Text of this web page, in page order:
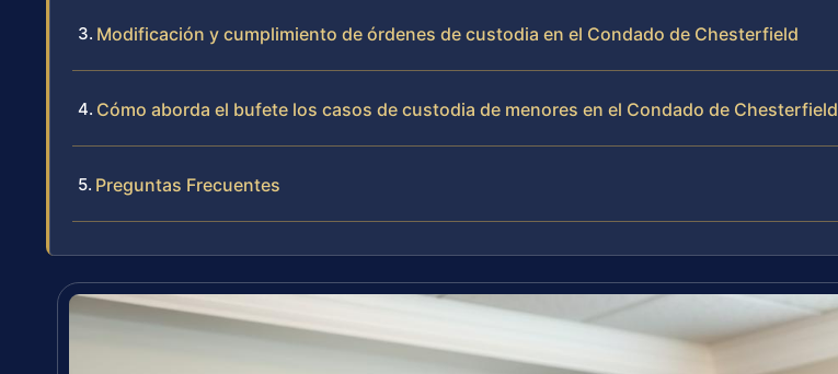
Modificación y cumplimiento de órdenes de custodia en el Condado de Chesterfield
Cómo aborda el bufete los casos de custodia de menores en el Condado de Chesterfield
Preguntas Frecuentes